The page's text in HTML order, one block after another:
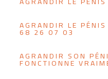
AGRANDIR LE
68 26 07 03
AGRANDIR SON
FONCTIONNE